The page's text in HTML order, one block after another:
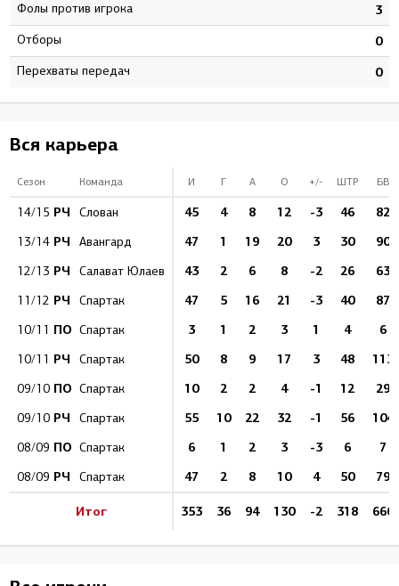
Фолы против игрока 3
Отборы 0
Перехваты передач 0
Вся карьера
Сезон Команда И Г А О +/- ШТР БВ
14/15 РЧ Слован 45 4 8 12 -3 46 82
13/14 РЧ Авангард 47 1 19 20 3 30 90
12/13 РЧ Салават Юлаев 43 2 6 8 -2 26 63
11/12 РЧ Спартак 47 5 16 21 -3 40 87
10/11 ПО Спартак 3 1 2 3 1 4 6
10/11 РЧ Спартак 50 8 9 17 3 48 113
09/10 ПО Спартак 10 2 2 4 -1 12 29
09/10 РЧ Спартак 55 10 22 32 -1 56 104
08/09 ПО Спартак 6 1 2 3 -3 6 7
08/09 РЧ Спартак 47 2 8 10 4 50 79
Итог 353 36 94 130 -2 318 660